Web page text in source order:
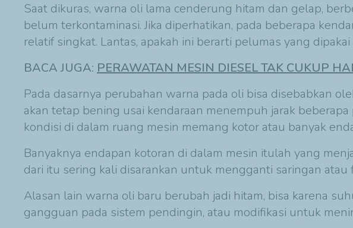
Saat dikuras, warna oli lama cenderung hitam dan gelap,
belum terkontaminasi. Jika diperhatikan, pada beberapa
relatif singkat. Lantas, apakah ini berarti pelumas yang
BACA JUGA: PERAWATAN MESIN DIESEL TAK CUKUP
Pada dasarnya perubahan warna pada oli bisa disebabkan
akan tetap bening usai kendaraan menempuh jarak
kondisi di dalam ruang mesin memang kotor atau banyak
Banyaknya endapan kotoran di dalam mesin itulah yang
dari itu sering kali disarankan untuk mengganti saringan
Alasan lain warna oli baru berubah jadi hitam, bisa karena
gangguan pada sistem pendingin, atau modifikasi untuk